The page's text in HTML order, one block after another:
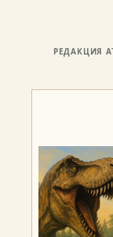
РЕДАКЦИЯ